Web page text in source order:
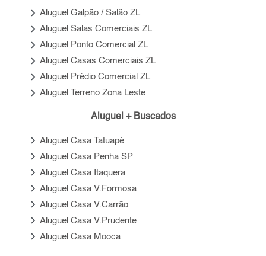
keyboard_arrow_right Aluguel Galpão / Salão ZL
keyboard_arrow_right Aluguel Salas Comerciais ZL
keyboard_arrow_right Aluguel Ponto Comercial ZL
keyboard_arrow_right Aluguel Casas Comerciais ZL
keyboard_arrow_right Aluguel Prédio Comercial ZL
keyboard_arrow_right Aluguel Terreno Zona Leste
Aluguel + Buscados
keyboard_arrow_right Aluguel Casa Tatuapé
keyboard_arrow_right Aluguel Casa Penha SP
keyboard_arrow_right Aluguel Casa Itaquera
keyboard_arrow_right Aluguel Casa V.Formosa
keyboard_arrow_right Aluguel Casa V.Carrão
keyboard_arrow_right Aluguel Casa V.Prudente
keyboard_arrow_right Aluguel Casa Mooca